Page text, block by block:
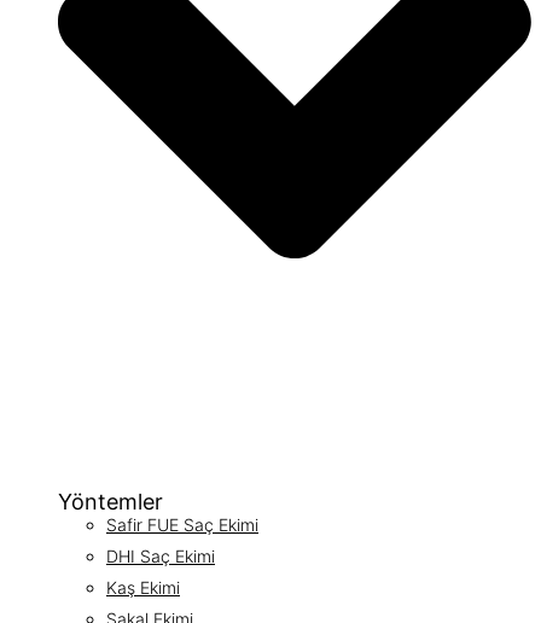
Yöntemler
Safir FUE Saç Ekimi
DHI Saç Ekimi
Kaş Ekimi